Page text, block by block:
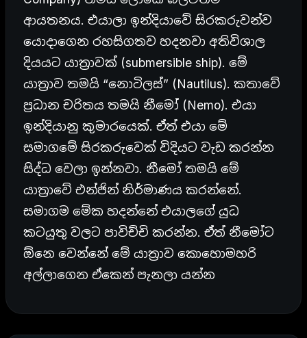
ආයතනය. එයාලා ඉන්දියාවේ සිරකරුවන්ව
යොදාගෙන රහසිගතව හදනවා අතිවිශාල
දියයට යාත්‍රාවක් (submersible ship). මේ
යාත්‍රාව තමයි “නොටිලස්” (Nautilus). කතාවේ
ප්‍රධාන චරිතය තමයි නීමෝ (Nemo). එයා
ඉන්දියානු කුමාරයෙක්. ඒත් එයා මේ
සමාගමේ සිරකරුවෙක් විදියට වැඩ කරන්න
සිද්ධ වෙලා ඉන්නවා. නීමෝ තමයි මේ
යාත්‍රාවේ එන්ජින් නිර්මාණය කරන්නේ.
සමාගම මේක හදන්නේ එයාලගේ යුධ
කටයුතු වලට පාවිච්චි කරන්න. ඒත් නීමෝට
ඕනෙ වෙන්නේ මේ යාත්‍රාව කොහොමහරි
අල්ලාගෙන ඒකෙන් පැනලා යන්න